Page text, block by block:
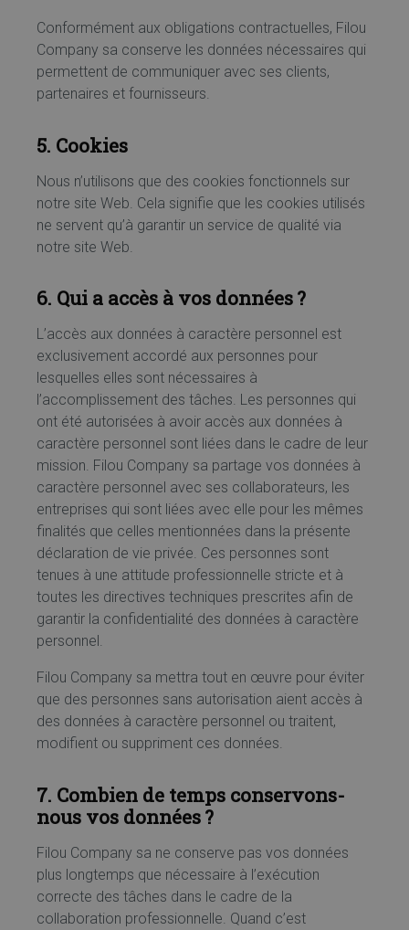
Conformément aux obligations contractuelles, Filou
Company sa conserve les données nécessaires qui
permettent de communiquer avec ses clients,
partenaires et fournisseurs.
5. Cookies
Nous n’utilisons que des cookies fonctionnels sur
notre site Web. Cela signifie que les cookies utilisés
ne servent qu’à garantir un service de qualité via
notre site Web.
6. Qui a accès à vos données ?
L’accès aux données à caractère personnel est
exclusivement accordé aux personnes pour
lesquelles elles sont nécessaires à
l’accomplissement des tâches. Les personnes qui
ont été autorisées à avoir accès aux données à
caractère personnel sont liées dans le cadre de leur
mission. Filou Company sa partage vos données à
caractère personnel avec ses collaborateurs, les
entreprises qui sont liées avec elle pour les mêmes
finalités que celles mentionnées dans la présente
déclaration de vie privée. Ces personnes sont
tenues à une attitude professionnelle stricte et à
toutes les directives techniques prescrites afin de
garantir la confidentialité des données à caractère
personnel.
Filou Company sa mettra tout en œuvre pour éviter
que des personnes sans autorisation aient accès à
des données à caractère personnel ou traitent,
modifient ou suppriment ces données.
7. Combien de temps conservons-
nous vos données ?
Filou Company sa ne conserve pas vos données
plus longtemps que nécessaire à l’exécution
correcte des tâches dans le cadre de la
collaboration professionnelle. Quand c’est